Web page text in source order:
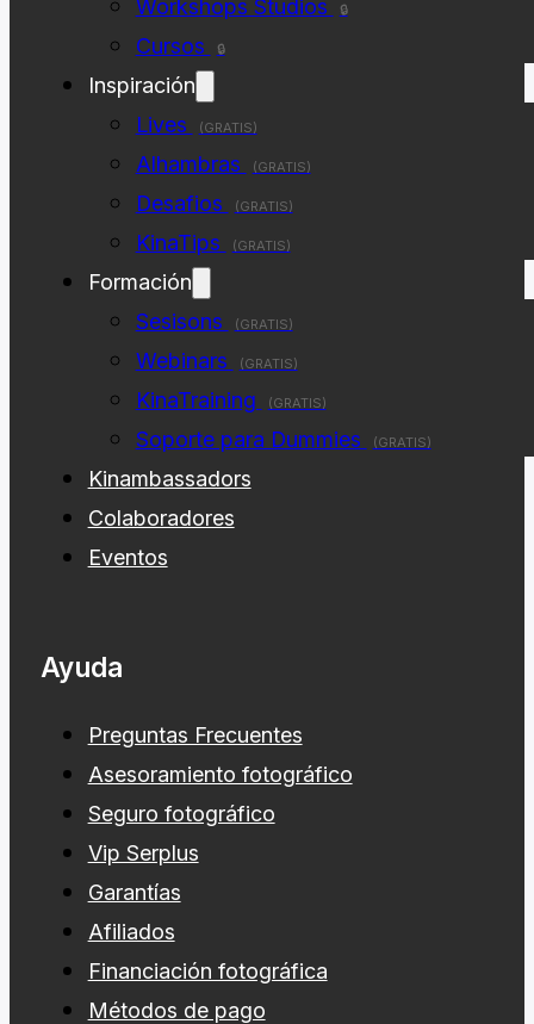
Workshops Studios 🔒
Cursos 🔒
Inspiración
Lives
(GRATIS)
Alhambras (GRATIS)
Desafios (GRATIS)
KinaTips (GRATIS)
Formación
Sesisons
(GRATIS)
Webinars (GRATIS)
KinaTraining (GRATIS)
Soporte para Dummies (GRATIS)
Kinambassadors
Colaboradores
Eventos
Ayuda
Preguntas Frecuentes
Asesoramiento fotográfico
Seguro fotográfico
Vip Serplus
Garantías
Afiliados
Financiación fotográfica
Métodos de pago